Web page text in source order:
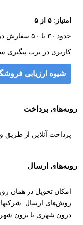
امتیاز: ۵ از ۵
حدود ۳۰ تا ۵۰ سفارش در ۹۰ روز اخیر فعالیت در ترب
کاربری در ترب
شیوه ارزیابی
رویه‌های پرداخت
پرداخت آنلاین از
رویه‌های ارسال
امکان تحویل در همان
روش‌های ارسال:
درون شهری یا برون